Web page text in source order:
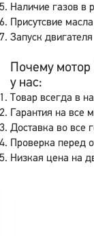
Наличие газов в
Присутсвие
Запуск двигателя
Почему мотор
у нас:
Товар всегда в
Гарантия на все
Доставка во все
Проверка перед
Низкая цена на